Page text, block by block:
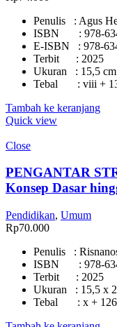
Penulis : Agus
ISBN : 978-
E-ISBN : 978-
Terbit : 2025
Ukuran : 15,5
Tebal : viii +
Tambah ke keranjang
Quick view
Close
PENGANTAR
Konsep Dasar
Pendidikan, Umum
Rp70.000
Penulis :
ISBN : 978-
Terbit : 2025
Ukuran : 15,5 x
Tebal : x + 126